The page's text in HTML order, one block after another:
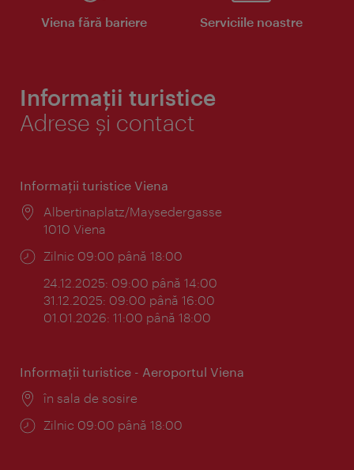
Viena fără bariere Serviciile noastre
Informații turistice
Adrese și contact
Informaţii turistice Viena
Locul:
Albertinaplatz/Maysedergasse
1010 Viena
Program:
Zilnic 09:00 până 18:00
24.12.2025: 09:00 până 14:00
31.12.2025: 09:00 până 16:00
01.01.2026: 11:00 până 18:00
Informaţii turistice - Aeroportul Viena
Locul:
în sala de sosire
Program:
Zilnic 09:00 până 18:00